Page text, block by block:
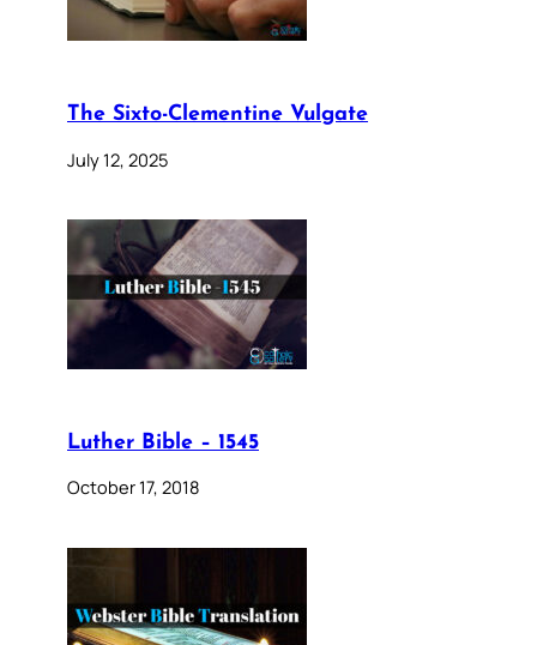
The Sixto-Clementine Vulgate
July 12, 2025
Luther Bible – 1545
October 17, 2018